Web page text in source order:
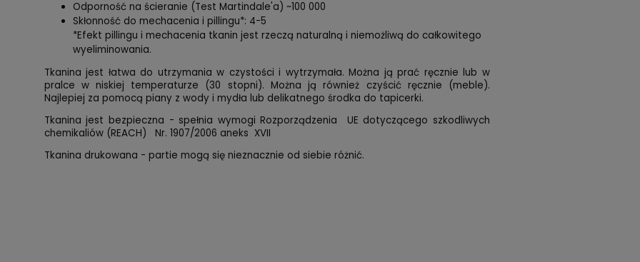
Odporność na ścieranie (Test Martindale'a) ~100 000
Skłonność do mechacenia i pillingu*: 4-5
*Efekt pillingu i mechacenia tkanin jest rzeczą naturalną i niemożliwą do całkowitego
wyeliminowania.
Tkanina jest łatwa do utrzymania w czystości i wytrzymała. Można ją prać ręcznie lub w
pralce w niskiej temperaturze (30 stopni). Można ją również czyścić ręcznie (meble).
Najlepiej za pomocą piany z wody i mydła lub delikatnego środka do tapicerki.
Tkanina jest bezpieczna - spełnia wymogi Rozporządzenia UE dotyczącego szkodliwych
chemikaliów (REACH) Nr. 1907/2006 aneks XVII
Tkanina drukowana - partie mogą się nieznacznie od siebie różnić.